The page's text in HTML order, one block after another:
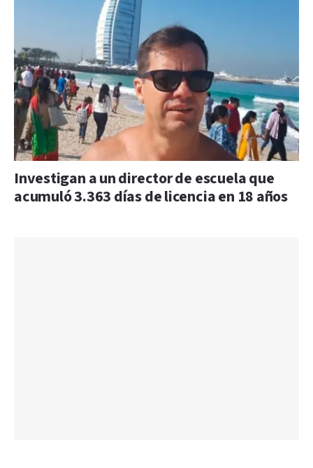
Investigan a un director de escuela que
acumuló 3.363 días de licencia en 18 años